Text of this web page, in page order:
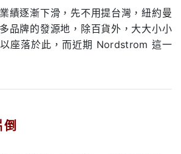
績逐漸下滑，先不用提台灣，紐約曼
品牌的發源地，除百貨外，大大小小
座落於此，而近期 Nordstrom 這一
倒